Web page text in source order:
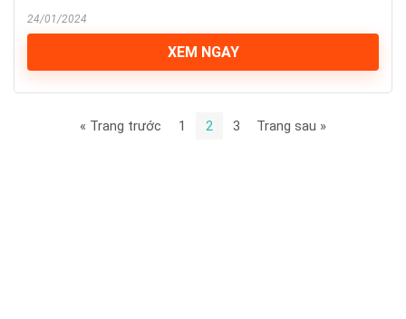
24/01/2024
XEM NGAY
« Trang trước 1 2 3 Trang sau »